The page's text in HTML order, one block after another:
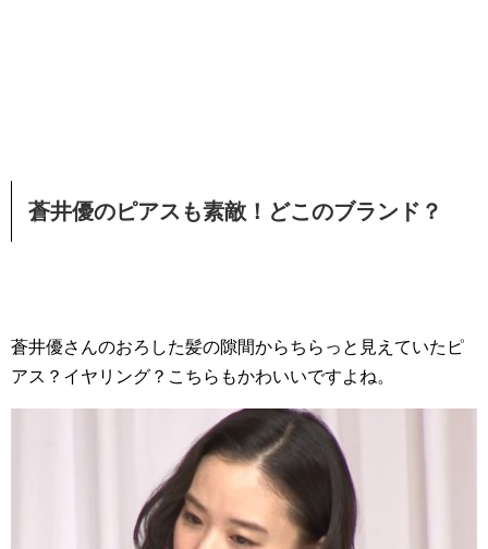
蒼井優のピアスも素敵！どこのブランド？
蒼井優さんのおろした髪の隙間からちらっと見えていたピ
アス？イヤリング？こちらもかわいいですよね。